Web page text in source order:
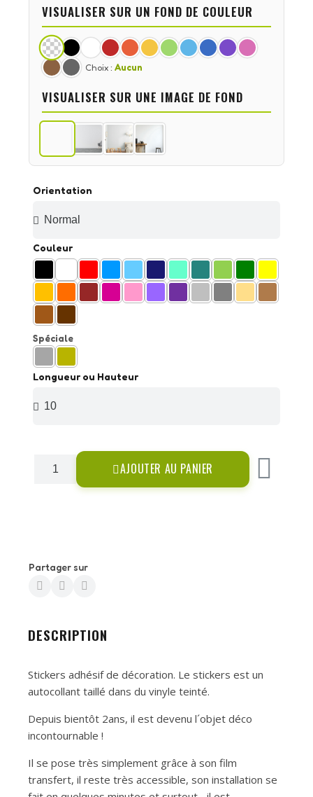
Orientation
Couleur
Spéciale
Longueur ou Hauteur
AJOUTER AU PANIER
Partager sur
VISUALISER SUR UN FOND DE COULEUR
Choix : Aucun
VISUALISER SUR UNE IMAGE DE FOND
DESCRIPTION
Stickers adhésif de décoration. Le stickers est un
autocollant taillé dans du vinyle teinté.
Depuis bientôt 2ans, il est devenu l´objet déco
incontournable !
Il se pose très simplement grâce à son film
transfert, il reste très accessible, son installation se